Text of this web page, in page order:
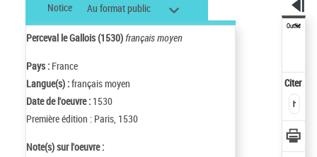
Notice Au format public
Perceval le Gallois (1530)français moyen
Pays : France
Langue(s) :français moyen
Date de l'oeuvre : 1530
Première édition : Paris, 1530
Note(s) sur l'oeuvre :
Outils
Citer